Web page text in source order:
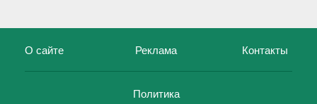
О сайте Реклама Контакты
Политика